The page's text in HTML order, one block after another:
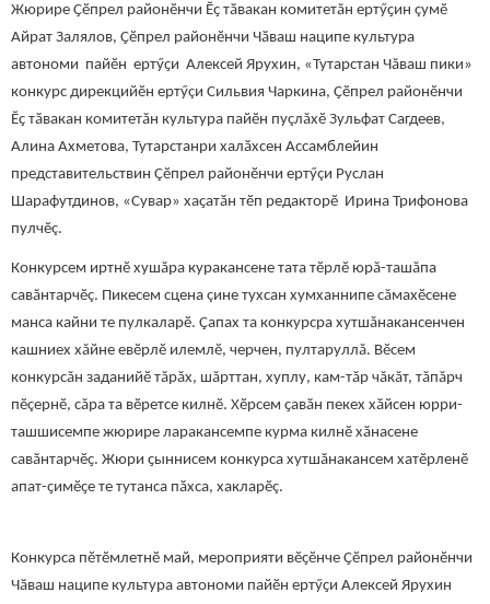
Жюрире Ҫӗпрел районӗнчи Ӗҫ тӑвакан комитетăн ертӳҫин çумӗ
Айрат Залялов, Ҫӗпрел районӗнчи Чӑваш наципе культура
автономи пайӗн ертӳҫи Алексей Ярухин, «Тутарстан Чăваш пики»
конкурс дирекцийӗн ертӳçи Сильвия Чаркина, Ҫӗпрел районӗнчи
Ӗҫ тӑвакан комитетăн культура пайӗн пуçлăхӗ Зульфат Сагдеев,
Алина Ахметова, Тутарстанри халӑхсен Ассамблейин
представительствин Çӗпрел районӗнчи ертӳçи Руслан
Шарафутдинов, «Сувар» хаҫатӑн тӗп редакторӗ Ирина Трифонова
пулчӗç.
Конкурсем иртнӗ хушăра куракансене тата тӗрлӗ юрă-ташăпа
савăнтарчӗç. Пикесем сцена çине тухсан хумханнипе сăмахӗсене
манса кайни те пулкаларӗ. Çапах та конкурсра хутшăнакансенчен
кашниех хăйне евӗрлӗ илемлӗ, черчен, пултаруллă. Вӗсем
конкурсăн заданийӗ тăрăх, шăрттан, хуплу, кам-тăр чăкăт, тăпăрч
пӗçернӗ, сăра та вӗретсе килнӗ. Хӗрсем ҫавӑн пекех хӑйсен юрри-
ташшисемпе жюрире ларакансемпе курма килнӗ хӑнасене
савӑнтарчӗҫ. Жюри ҫыннисем конкурса хутшӑнакансем хатӗрленӗ
апат-ҫимӗҫе те тутанса пӑхса, хакларӗç.
Конкурса пӗтӗмлетнӗ май, мероприяти вӗҫӗнче Ҫӗпрел районӗнчи
Чӑваш наципе культура автономи пайӗн ертӳҫи Алексей Ярухин